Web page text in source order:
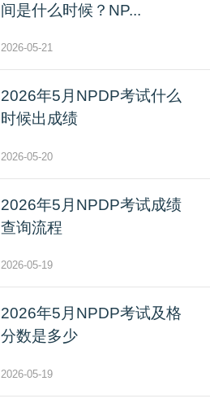
间是什么时候？NP...
2026-05-21
2026年5月NPDP考试什么
时候出成绩
2026-05-20
2026年5月NPDP考试成绩
查询流程
2026-05-19
2026年5月NPDP考试及格
分数是多少
2026-05-19